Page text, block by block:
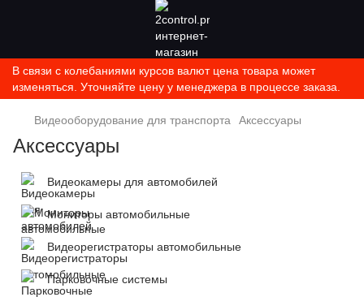
В связи с колебаниями курсов валют цена товара может
изменяться. Уточняйте цену у менеджера в процессе заказа.
Видеооборудование для транспорта Аксессуары
Аксессуары
Видеокамеры для автомобилей
Мониторы автомобильные
Видеорегистраторы автомобильные
Парковочные системы